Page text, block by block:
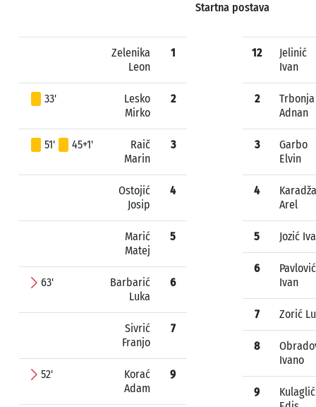
Startna postava
Zelenika
Leon
1
33'
Lesko
Mirko
2
51' 45+1'
Raič
Marin
3
Ostojić
Josip
4
Marić
Matej
5
63'
Barbarić
Luka
6
Sivrić
Franjo
7
52'
Korać
Adam
9
12
Jelinić
Ivan
2
Trbonja
Adnan
3
Garbo
Elvin
4
Karadža
Arel
5 Jozić
6
Pavlović
Ivan
7 Zorić
8
Ivano
9
Kulaglić